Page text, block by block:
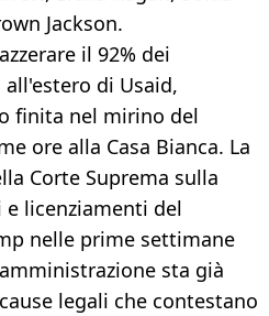
Jackson.
il 92% dei
di Usaid,
finita nel mirino del
ore alla Casa Bianca. La
Corte Suprema sulla
licenziamenti del
nelle prime settimane
sta già
legali che contestano